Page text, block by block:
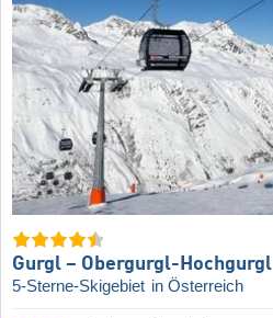
Gurgl – Obergurgl-Hochgurgl
5-Sterne-Skigebiet in Österreich